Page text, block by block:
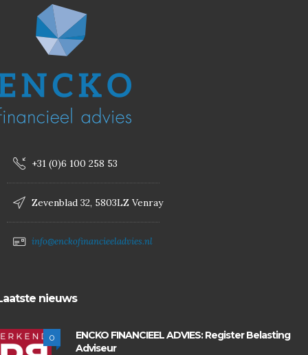
+31 (0)6 100 258 53
Zevenblad 32, 5803LZ Venray
info@enckofinancieeladvies.nl
nieuws
0
ENCKO FINANCIEEL ADVIES: Register Belasting
Adviseur